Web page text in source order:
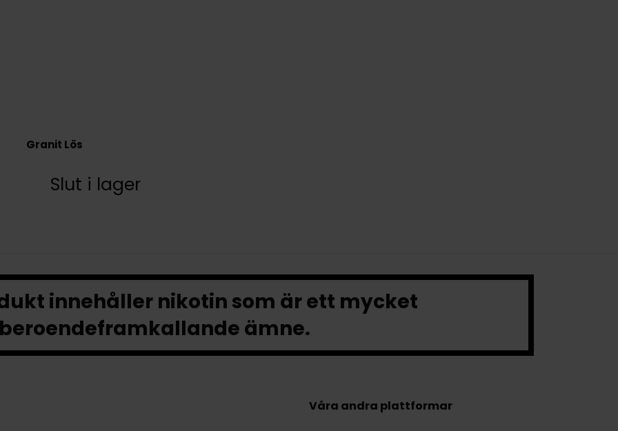
Granit Lös
Slut i lager
innehåller nikotin som är ett mycket
beroendeframkallande ämne.
Våra andra plattformar